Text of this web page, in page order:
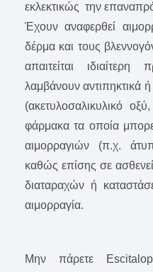
εκλεκτικώς την
Έχουν αναφερθεί
δέρμα και τους
απαιτείται
λαμβάνουν αντιπηκτικά
(ακετυλοσαλικυλικό
φάρμακα τα οποία
αιμορραγιών (π.χ.
καθώς επίσης σε
διαταραχών ή
αιμορραγία.
Μην πάρετε